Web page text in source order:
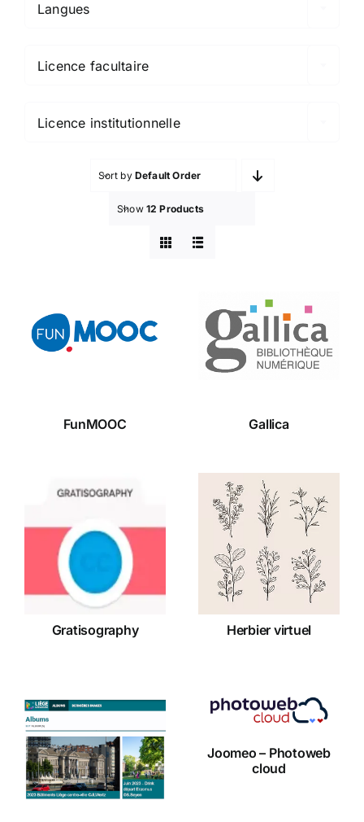
Langues
Licence facultaire
Licence institutionnelle
Sort by Default Order
Show 12 Products
FunMOOC
FunMOOC
Gallica
Gallica
Gratisography
Gratisography
Herbier
virtuel
Herbier virtuel
Images
ULiège
Photoweb
cloud
Joomeo – Photoweb
cloud